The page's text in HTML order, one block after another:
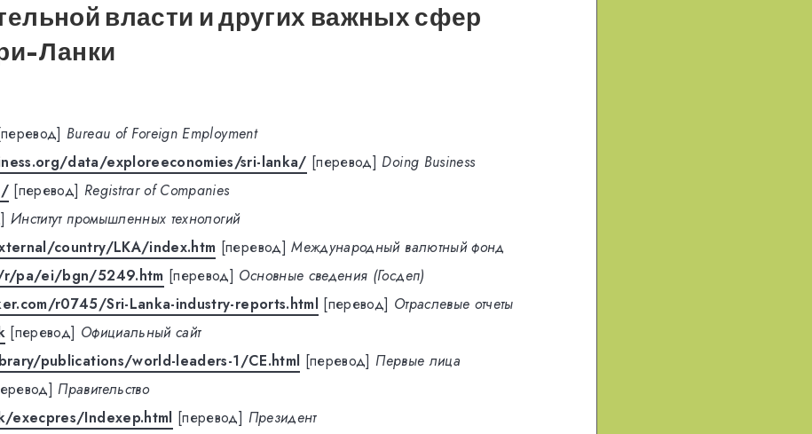
власти и других важных сфер
Ланки
Bureau of Foreign Employment
data/exploreeconomies/sri-lanka/ [перевод] Doing Business
[перевод] Registrar of Companies
Институт промышленных технологий
country/LKA/index.htm [перевод] Международный валютный фонд
r/pa/ei/bgn/5249.htm [перевод] Основные сведения (Госдеп)
r0745/Sri-Lanka-industry-reports.html [перевод] Отраслевые отчеты
[перевод] Официальный сайт
publications/world-leaders-1/CE.html [перевод] Первые лица
Правительство
execpres/Indexep.html [перевод] Президент